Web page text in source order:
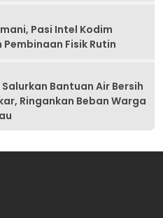
Pasi Intel Kodim
Fisik Rutin
Bantuan Air Bersih
Ringankan Beban Warga